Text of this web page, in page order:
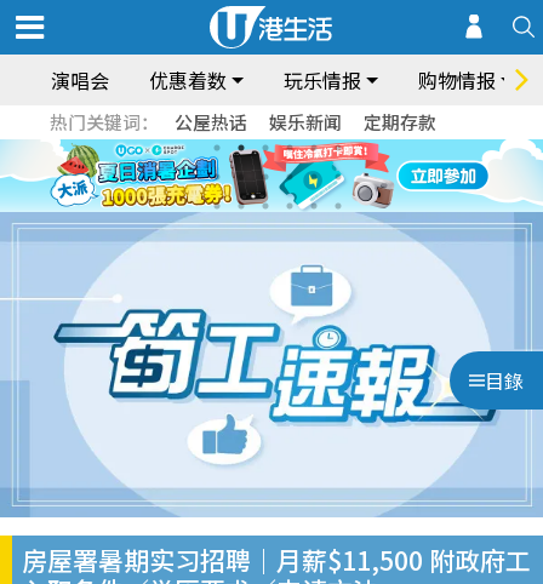
演唱会 优惠着数 玩乐情报 购物情报
热门关键词： 公屋热话 娱乐新闻 定期存款
目錄
房屋署暑期实习招聘｜月薪$11,500 附政府工